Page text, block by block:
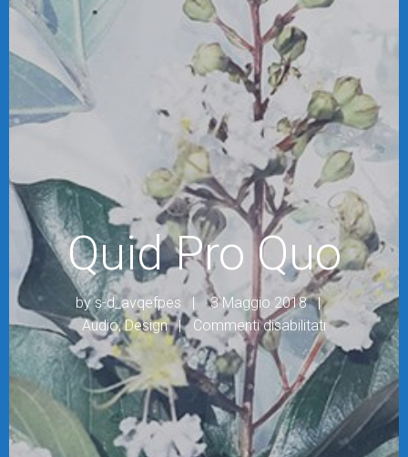
info AT simplernet.org
Quid Pro Quo
bys-d_avqefpes
3 Maggio 2018
Audio,Design Commenti disabilitatisu Quid Pro